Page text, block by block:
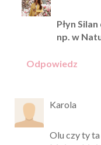
Płyn
np. w
Odpowiedz
Karola
Olu czy ty